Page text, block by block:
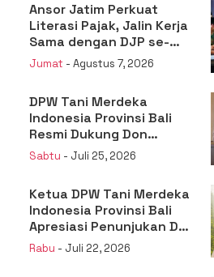
Ansor Jatim Perkuat
Literasi Pajak, Jalin Kerja
Sama dengan DJP se-
Jatim
Jumat - Agustus 7, 2026
DPW Tani Merdeka
Indonesia Provinsi Bali
Resmi Dukung Don
Muzakir Mengisi Jabatan
Wakil Menteri Pertanian
Sabtu - Juli 25, 2026
Ketua DPW Tani Merdeka
Indonesia Provinsi Bali
Apresiasi Penunjukan Dr.
Sudaryono sebagai
Kepala Badan Gizi
Rabu - Juli 22, 2026